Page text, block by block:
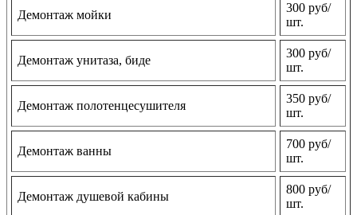
Демонтаж мойки
300 руб/
шт.
Демонтаж унитаза, биде
300 руб/
шт.
Демонтаж полотенцесушителя
350 руб/
шт.
Демонтаж ванны
700 руб/
шт.
Демонтаж душевой кабины
800 руб/
шт.